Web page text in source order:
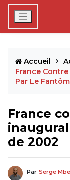
Accueil
France
Par Le
France
de 2002
Par Serge